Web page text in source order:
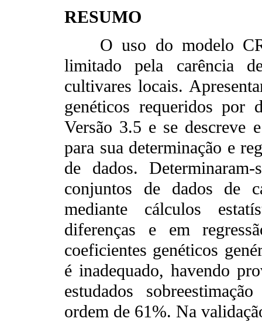
RESUMO
O uso do modelo
limitado pela carência
cultivares locais.
genéticos requeridos por
Versão 3.5 e se descreve
para sua determinação e
de dados.
conjuntos de dados de
mediante cálculos
diferenças e em
coeficientes genéticos
é inadequado, havendo
estudados
ordem de 61%. Na